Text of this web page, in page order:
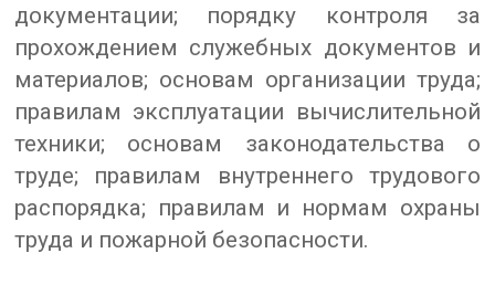
документации; порядку контроля за
прохождением служебных документов и
материалов; основам организации труда;
правилам эксплуатации вычислительной
техники; основам законодательства о
труде; правилам внутреннего трудового
распорядка; правилам и нормам охраны
труда и пожарной безопасности.